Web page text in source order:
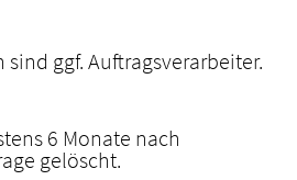
sind ggf. Auftragsverarbeiter.
6 Monate nach
gelöscht.